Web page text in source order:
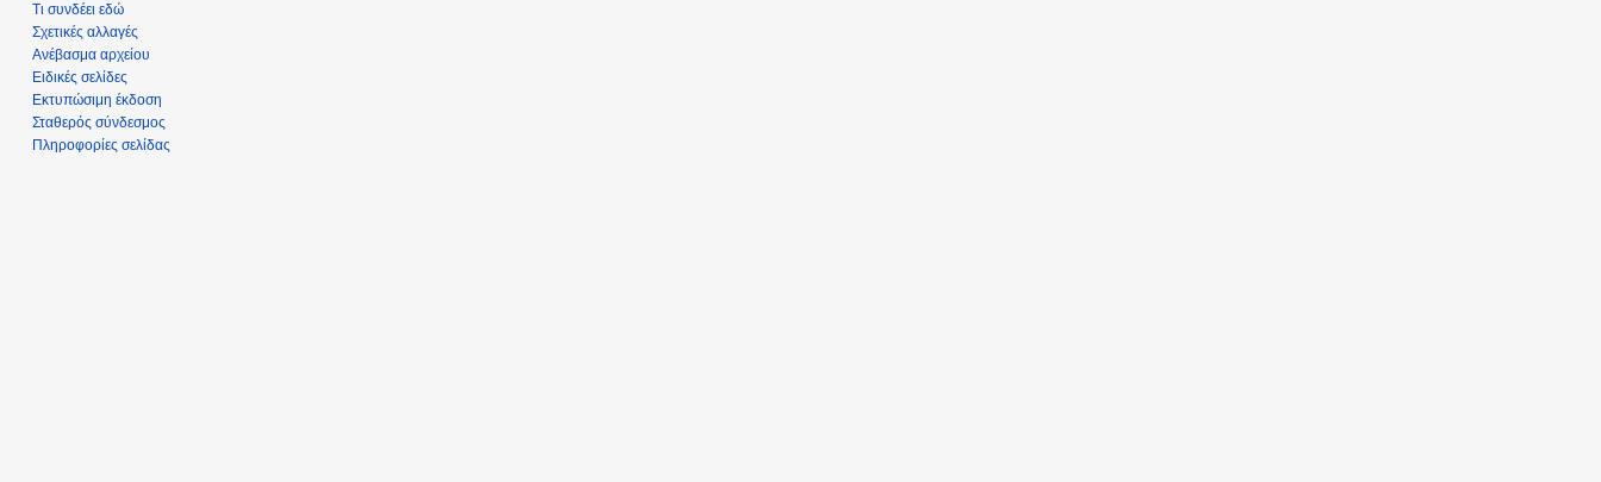
Τι συνδέει εδώ
Σχετικές αλλαγές
Ανέβασμα αρχείου
Ειδικές σελίδες
Εκτυπώσιμη έκδοση
Σταθερός σύνδεσμος
Πληροφορίες σελίδας